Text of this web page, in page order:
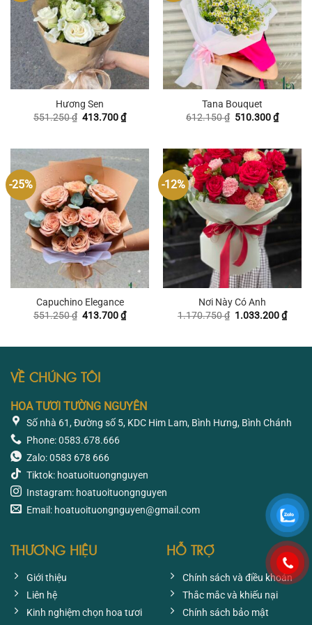
Hương Sen
551.250₫ Giá
413.700₫Giá
hiện
413.700 ₫.
Tana Bouquet
612.150₫ Giá
510.300₫Giá
hiện
-25%
Capuchino Elegance
551.250₫ Giá
413.700₫Giá
hiện
-12%
Nơi Này Có Anh
1.170.750₫ Giá
1.033.200₫Giá
hiện
VỀ CHÚNG TÔI
HOA TƯƠI TƯỜNG NGUYÊN
Số nhà 61, Đường số 5, KDC Him Lam, Bình Hưng, Bình Chánh
Phone: 0583.678.666
Zalo: 0583 678 666
Tiktok: hoatuoituongnguyen
Instagram: hoatuoituongnguyen
Email: hoatuoituongnguyen@gmail.com
THƯƠNG HIỆU
Giới thiệu
Liên hệ
Kinh nghiệm chọn hoa tươi
HỖ TRỢ
Chính sách và điều khoản
Thắc mắc và khiếu nại
Chính sách bảo mật